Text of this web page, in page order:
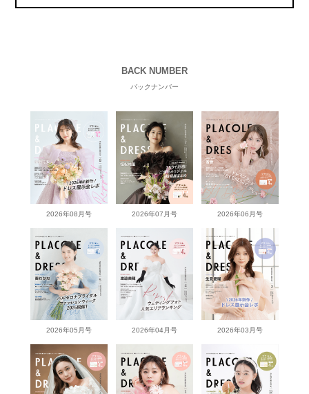
BACK NUMBER
バックナンバー
2026年08月号 2026年07月号 2026年06月号
2026年05月号 2026年04月号 2026年03月号